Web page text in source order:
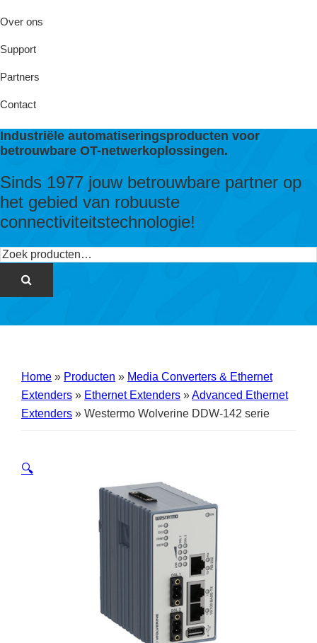
Over ons
Support
Partners
Contact
Industriële automatiseringsproducten voor
betrouwbare OT-netwerkoplossingen.
Sinds 1977 jouw betrouwbare partner op
het gebied van robuuste
connectiviteitstechnologie!
Zoeken
Home » Producten » Media Converters & Ethernet
Extenders » Ethernet Extenders »Advanced Ethernet
Extenders » Westermo Wolverine DDW-142 serie
🔍